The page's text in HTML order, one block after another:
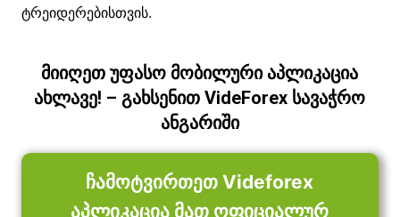
ტრეიდერებისთვის.
მიიღეთ უფასო მობილური აპლიკაცია
ახლავე! – გახსენით VideForex სავაჭრო
ანგარიში
ჩამოტვირთეთ Videforex
აპლიკაცია მათ ოფიციალურ